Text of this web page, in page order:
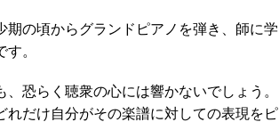
の頃からグランドピアノを弾き、師に学
。
恐らく聴衆の心には響かないでしょう。
だけ自分がその楽譜に対しての表現をピ